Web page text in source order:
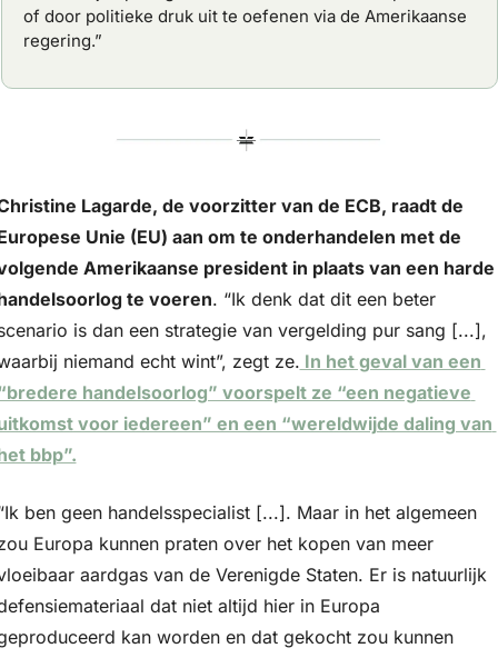
of door politieke druk uit te oefenen via de Amerikaanse
regering.”
Lagarde, de voorzitter van de ECB, raadt de
Unie (EU) aan om te onderhandelen met de
Amerikaanse president in plaats van een harde
te voeren. “Ik denk dat dit een beter
is dan een strategie van vergelding pur sang [...],
niemand echt wint”, zegt ze. In het geval van een
handelsoorlog” voorspelt ze “een negatieve
voor iedereen” en een “wereldwijde daling van
bbp”.
ben geen handelsspecialist [...]. Maar in het algemeen
Europa kunnen praten over het kopen van meer
aardgas van de Verenigde Staten. Er is natuurlijk
dat niet altijd hier in Europa
kan worden en dat gekocht zou kunnen